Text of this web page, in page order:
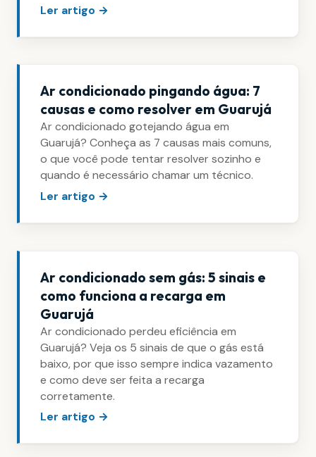
Ler artigo →
Ar condicionado pingando água: 7
causas e como resolver em Guarujá
Ar condicionado gotejando água em
Guarujá? Conheça as 7 causas mais comuns,
o que você pode tentar resolver sozinho e
quando é necessário chamar um técnico.
Ler artigo →
Ar condicionado sem gás: 5 sinais e
como funciona a recarga em
Guarujá
Ar condicionado perdeu eficiência em
Guarujá? Veja os 5 sinais de que o gás está
baixo, por que isso sempre indica vazamento
e como deve ser feita a recarga
corretamente.
Ler artigo →